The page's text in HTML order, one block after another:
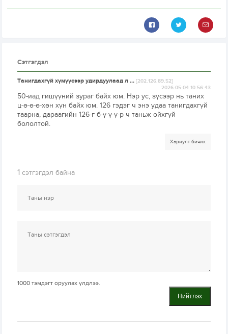
Сэтгэгдэл
Танигдахгүй хүмүүсээр удирдуулаад л ...[202.126.89.52]
2026-05-04 10:56:43
50-иад гишүүний зураг байх юм. Нэр ус, зүсээр нь таних
ц-ө-ө-ө-хөн хүн байх юм. 126 гэдэг ч энэ удаа танигдахгүй
таарна, дараагийн 126-г б-ү-ү-ү-р ч таньж ойхгүй
бололтой.
Хариулт бичих
1 сэтгэгдэл байна
1000 тэмдэгт оруулах үлдлээ.
Нийтлэх